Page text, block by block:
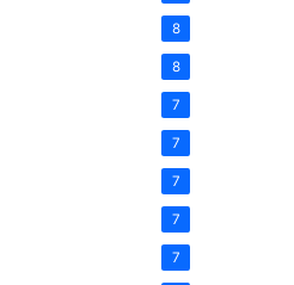
8
8
7
7
7
7
7